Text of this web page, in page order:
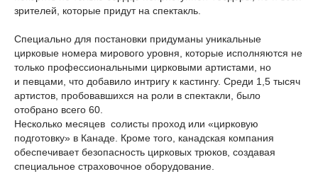
зрителей, которые придут на спектакль.
Специально для постановки придуманы уникальные
цирковые номера мирового уровня, которые исполняются не
только профессиональными цирковыми артистами, но
и певцами, что добавило интригу к кастингу. Среди 1,5 тысяч
артистов, пробовавшихся на роли в спектакли, было
отобрано всего 60.
Несколько месяцев солисты проход или «цирковую
подготовку» в Канаде. Кроме того, канадская компания
обеспечивает безопасность цирковых трюков, создавая
специальное страховочное оборудование.